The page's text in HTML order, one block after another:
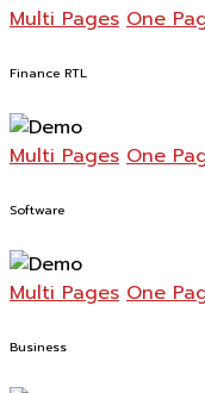
Multi Pages One
Finance RTL
Multi Pages One
Software
Multi Pages One
Business